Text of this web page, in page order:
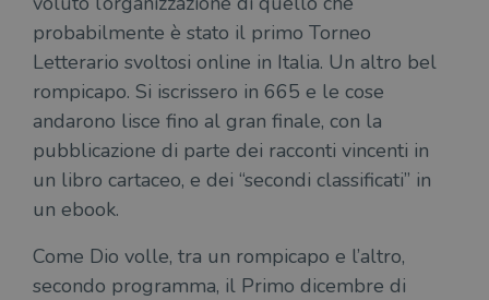
probabilmente è stato il primo Torneo
Letterario svoltosi online in Italia. Un altro bel
rompicapo. Si iscrissero in 665 e le cose
andarono lisce fino al gran finale, con la
pubblicazione di parte dei racconti vincenti in
un libro cartaceo, e dei “secondi classificati” in
un ebook.
Come Dio volle, tra un rompicapo e l’altro,
secondo programma, il Primo dicembre di